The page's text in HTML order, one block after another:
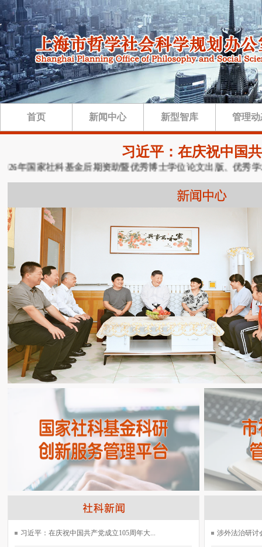
首页 新闻中心 新型智库 管理
习近平：在庆祝中国
年国家社科基金后期资助暨优秀博士学位论文出版、优秀学术
习近平：在庆祝中国共产党成立105周年大... 涉外法治研讨